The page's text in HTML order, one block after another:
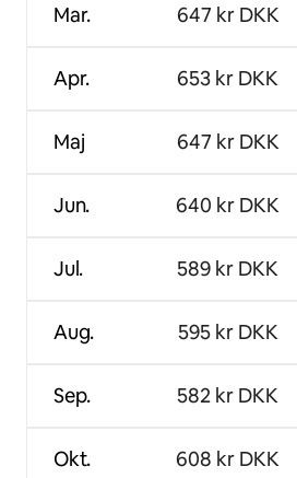
Mar.
Apr.
Maj
Jun.
Jul.
Aug.
Sep.
Okt.
647 kr DKK
653 kr DKK
647 kr DKK
640 kr DKK
589 kr DKK
595 kr DKK
582 kr DKK
608 kr DKK